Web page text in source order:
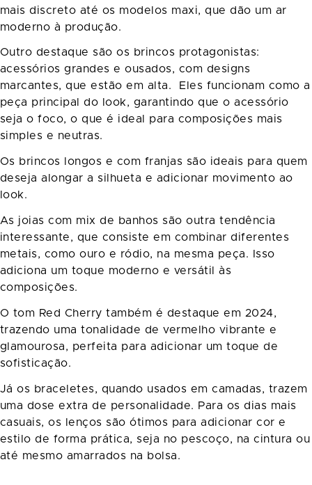
mais discreto até os modelos maxi, que dão um ar
moderno à produção.
Outro destaque são os brincos protagonistas:
acessórios grandes e ousados, com designs
marcantes, que estão em alta. Eles funcionam como a
peça principal do look, garantindo que o acessório
seja o foco, o que é ideal para composições mais
simples e neutras.
Os brincos longos e com franjas são ideais para quem
deseja alongar a silhueta e adicionar movimento ao
look.
As joias com mix de banhos são outra tendência
interessante, que consiste em combinar diferentes
metais, como ouro e ródio, na mesma peça. Isso
adiciona um toque moderno e versátil às
composições.
O tom Red Cherry também é destaque em 2024,
trazendo uma tonalidade de vermelho vibrante e
glamourosa, perfeita para adicionar um toque de
sofisticação.
Já os braceletes, quando usados em camadas, trazem
uma dose extra de personalidade. Para os dias mais
casuais, os lenços são ótimos para adicionar cor e
estilo de forma prática, seja no pescoço, na cintura ou
até mesmo amarrados na bolsa.